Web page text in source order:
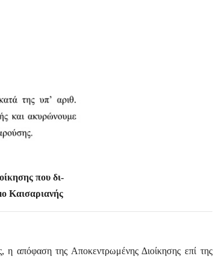
που δι-
Καισαριανής
η απόφαση της Αποκεντρωμένης Διοίκησης επί της